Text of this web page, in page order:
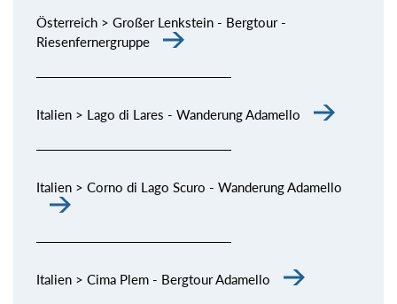
Österreich > Großer Lenkstein - Bergtour -
Riesenfernergruppe
Italien > Lago di Lares - Wanderung Adamello
Italien > Corno di Lago Scuro - Wanderung Adamello
Italien > Cima Plem - Bergtour Adamello